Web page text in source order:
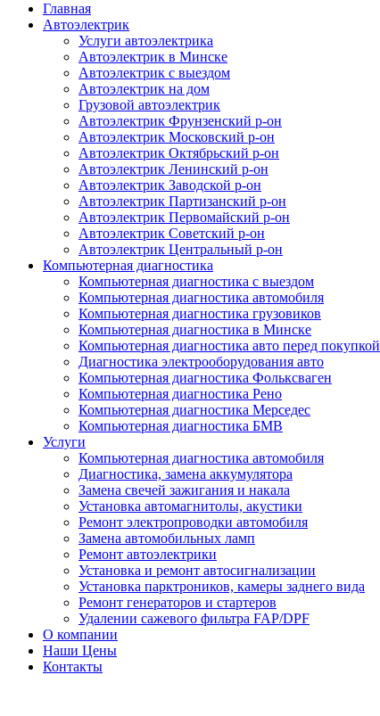
Главная
Автоэлектрик
Услуги автоэлектрика
Автоэлектрик в Минске
Автоэлектрик с выездом
Автоэлектрик на дом
Грузовой автоэлектрик
Автоэлектрик Фрунзенский р-он
Автоэлектрик Московский р-он
Автоэлектрик Октябрьский р-он
Автоэлектрик Ленинский р-он
Автоэлектрик Заводской р-он
Автоэлектрик Партизанский р-он
Автоэлектрик Первомайский р-он
Автоэлектрик Советский р-он
Автоэлектрик Центральный р-он
Компьютерная диагностика
Компьютерная диагностика с выездом
Компьютерная диагностика автомобиля
Компьютерная диагностика грузовиков
Компьютерная диагностика в Минске
Компьютерная диагностика авто перед покупкой
Диагностика электрооборудования авто
Компьютерная диагностика Фольксваген
Компьютерная диагностика Рено
Компьютерная диагностика Мерседес
Компьютерная диагностика БМВ
Услуги
Компьютерная диагностика автомобиля
Диагностика, замена аккумулятора
Замена свечей зажигания и накала
Установка автомагнитолы, акустики
Ремонт электропроводки автомобиля
Замена автомобильных ламп
Ремонт автоэлектрики
Установка и ремонт автосигнализации
Установка парктроников, камеры заднего вида
Ремонт генераторов и стартеров
Удалении сажевого фильтра FAP/DPF
О компании
Наши Цены
Контакты